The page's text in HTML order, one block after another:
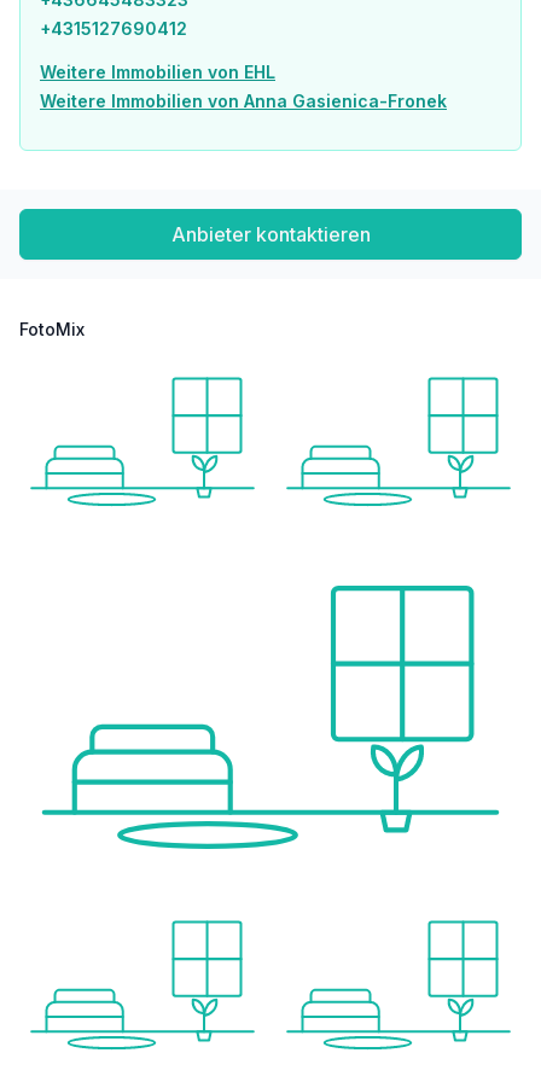
* 143 Eigentumswohnungen
* 10 Hobbyräume (optional erwerbbar)
* Partyraum, Gemeinschaftsraum, Kidszone, Jugendspielplatz, Waschsalon
* Großteils großzügige Freiflächen
* S-Bahn: Station St. Marx (2 Min.), Quartier Belvedere (15 Min.)
* Neue Straßenbahnlinie 18: bis Herbst 2026 direkte Verbindung von Schlachthausgasse (U3) zur U2
* Stadion – damit neue Direktanbindung in den grünen Prater
* Hauptbahnhof Wien: 7 Minuten mit der Straßenbahn
* Flughafen Wien: ca. 30 Minuten mit Auto oder Schnellbahn
* Kulturelle Highlights: Belvedere, Botanischer Garten, Stadtpark, Hundertwasserhaus, Neu Marx Eventhalle
* Erholung in Gehweite: Schweizergarten, Donaukanal, Prater
Provisionsfrei für den Käufer!
Wir weisen darauf hin, dass zwischen dem Vermittler und dem zu vermittelnden Dritten ein familiäres oder wirtschaftliches Naheverhältnis besteht.
Infrastruktur / Entfernungen
+4315127690412
Weitere Immobilien von EHL
Weitere Immobilien von Anna Gasienica-Fronek
Anbieter kontaktieren
FotoMix